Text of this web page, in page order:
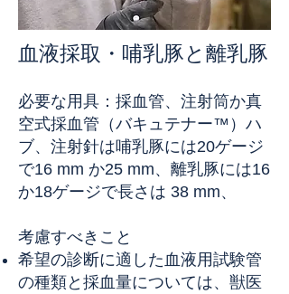
血液採取・哺乳豚と離乳豚
必要な用具：採血管、注射筒か真
空式採血管（バキュテナー™）ハ
ブ、注射針は哺乳豚には20ゲージ
で16 mm か25 mm、離乳豚には16
か18ゲージで長さは 38 mm、
考慮すべきこと
希望の診断に適した血液用試験管
の種類と採血量については、獣医